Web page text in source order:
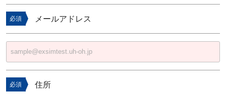
必須 メールアドレス
必須 住所